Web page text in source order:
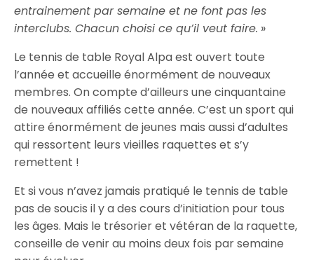
entrainement par semaine et ne font pas les
interclubs. Chacun choisi ce qu’il veut faire. »
Le tennis de table Royal Alpa est ouvert toute
l’année et accueille énormément de nouveaux
membres. On compte d’ailleurs une cinquantaine
de nouveaux affiliés cette année. C’est un sport qui
attire énormément de jeunes mais aussi d’adultes
qui ressortent leurs vieilles raquettes et s’y
remettent !
Et si vous n’avez jamais pratiqué le tennis de table
pas de soucis il y a des cours d’initiation pour tous
les âges. Mais le trésorier et vétéran de la raquette,
conseille de venir au moins deux fois par semaine